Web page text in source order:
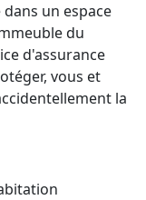
un espace
du
d'assurance
vous et
la